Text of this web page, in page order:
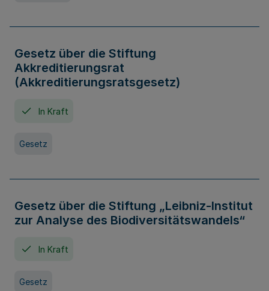
Gesetz über die Stiftung
Akkreditierungsrat
(Akkreditierungsratsgesetz)
In Kraft
Gesetz
Gesetz über die Stiftung „Leibniz-Institut
zur Analyse des Biodiversitätswandels“
In Kraft
Gesetz